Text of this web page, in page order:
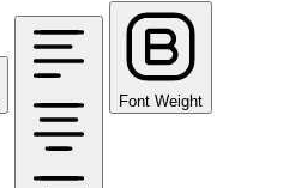
Font Weight